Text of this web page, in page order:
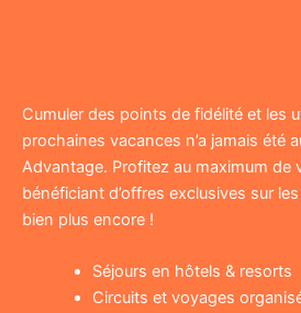
Cumuler des points de fidélité et les
prochaines vacances n’a jamais été
Advantage. Profitez au maximum de
bénéficiant d’offres exclusives sur
bien plus encore !
Séjours en hôtels & resorts
Circuits et voyages